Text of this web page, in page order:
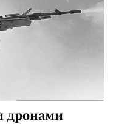
дронами